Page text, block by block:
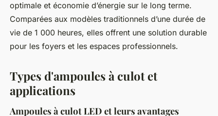
optimale et économie d’énergie sur le long terme.
Comparées aux modèles traditionnels d’une durée de
vie de 1 000 heures, elles offrent une solution durable
pour les foyers et les espaces professionnels.
Types d'ampoules à culot et
applications
Ampoules à culot LED et leurs avantages